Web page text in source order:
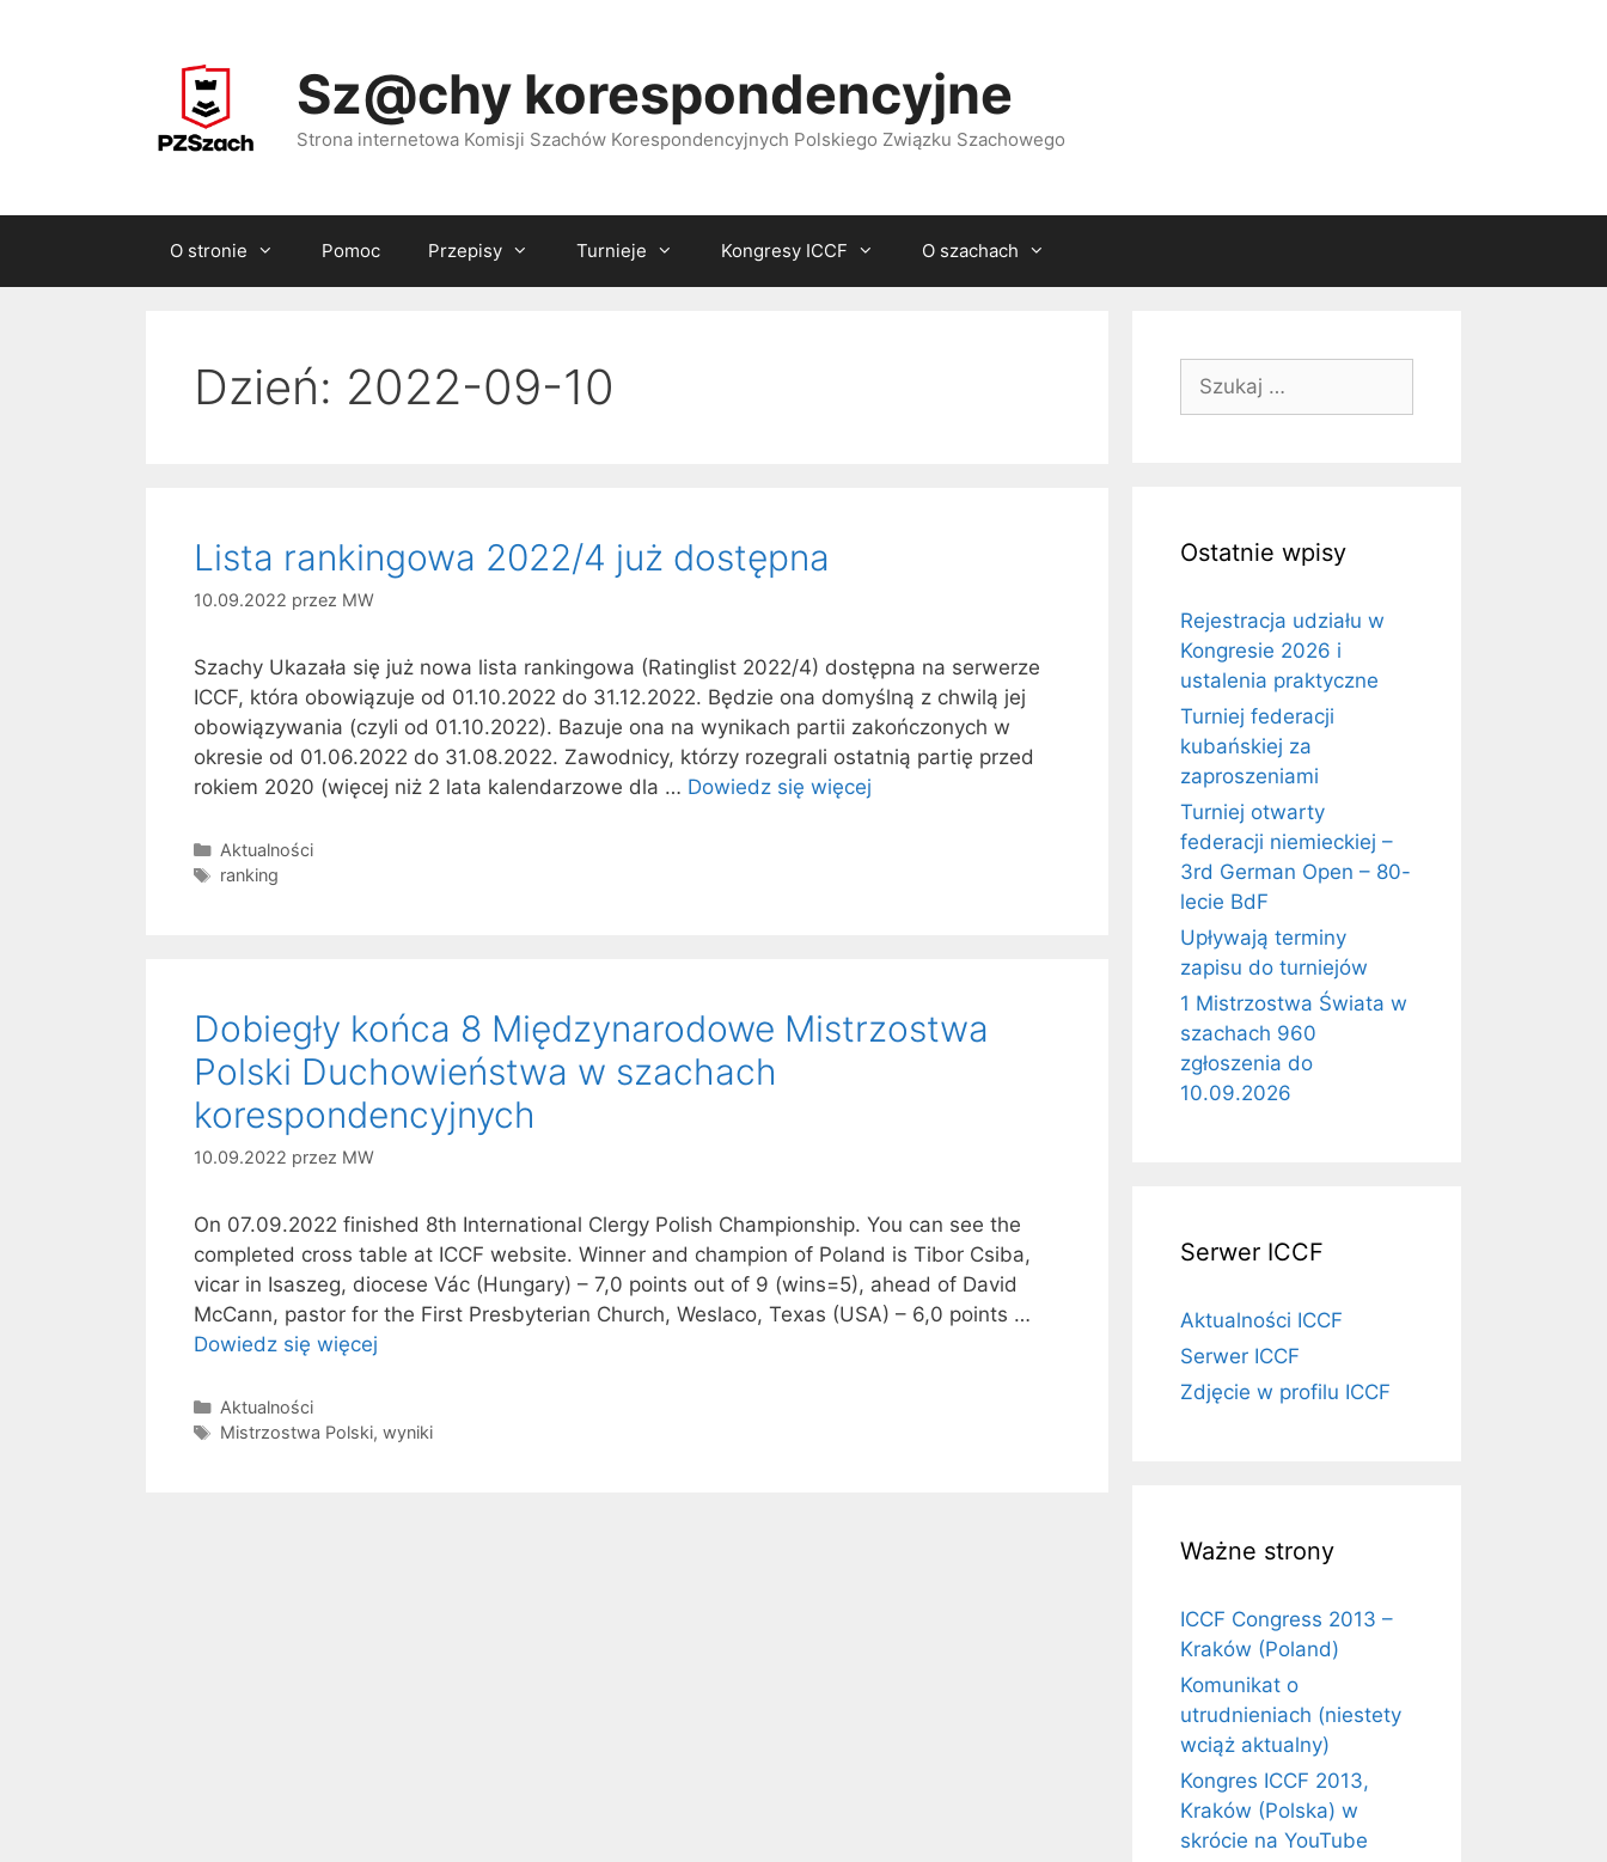
Sz@chy korespondencyjne
Strona internetowa Komisji Szachów Korespondencyjnych Polskiego Związku Szachowego
O stronie Pomoc Przepisy Turnieje Kongresy ICCF O szachach
Dzień: 2022-09-10
Lista rankingowa 2022/4 już dostępna
10.09.2022 przez MW
Szachy Ukazała się już nowa lista rankingowa (Ratinglist 2022/4) dostępna na serwerze
ICCF, która obowiązuje od 01.10.2022 do 31.12.2022. Będzie ona domyślną z chwilą jej
obowiązywania (czyli od 01.10.2022). Bazuje ona na wynikach partii zakończonych w
okresie od 01.06.2022 do 31.08.2022. Zawodnicy, którzy rozegrali ostatnią partię przed
rokiem 2020 (więcej niż 2 lata kalendarzowe dla … Dowiedz się więcej
Kategorie
Aktualności
Tagi
ranking
Dobiegły końca 8 Międzynarodowe Mistrzostwa
Polski Duchowieństwa w szachach
korespondencyjnych
10.09.2022 przez MW
On 07.09.2022 finished 8th International Clergy Polish Championship. You can see the
completed cross table at ICCF website. Winner and champion of Poland is Tibor Csiba,
vicar in Isaszeg, diocese Vác (Hungary) – 7,0 points out of 9 (wins=5), ahead of David
McCann, pastor for the First Presbyterian Church, Weslaco, Texas (USA) – 6,0 points …
Dowiedz się więcej
Kategorie
Aktualności
Tagi
Mistrzostwa Polski, wyniki
Ostatnie wpisy
Rejestracja udziału w
Kongresie 2026 i
ustalenia praktyczne
Turniej federacji
kubańskiej za
zaproszeniami
Turniej otwarty
federacji niemieckiej –
3rd German Open – 80-
lecie BdF
Upływają terminy
zapisu do turniejów
1 Mistrzostwa Świata w
szachach 960
zgłoszenia do
10.09.2026
Serwer ICCF
Aktualności ICCF
Serwer ICCF
Zdjęcie w profilu ICCF
Ważne strony
ICCF Congress 2013 –
Kraków (Poland)
Komunikat o
utrudnieniach (niestety
wciąż aktualny)
Kongres ICCF 2013,
Kraków (Polska) w
skrócie na YouTube